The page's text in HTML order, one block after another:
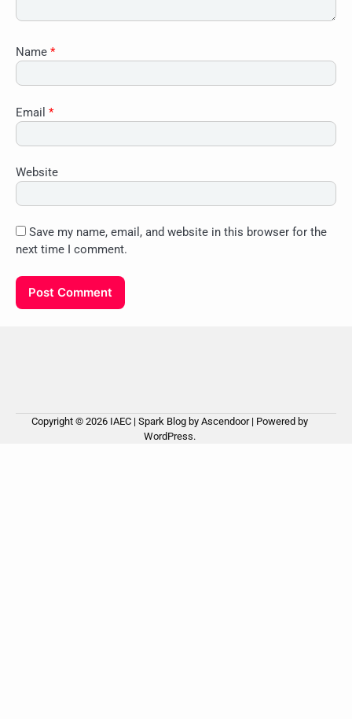
Name *
Email *
Website
Save my name, email, and website in this browser for the
next time I comment.
Copyright © 2026 IAEC | Spark Blog by Ascendoor| Powered by
WordPress.